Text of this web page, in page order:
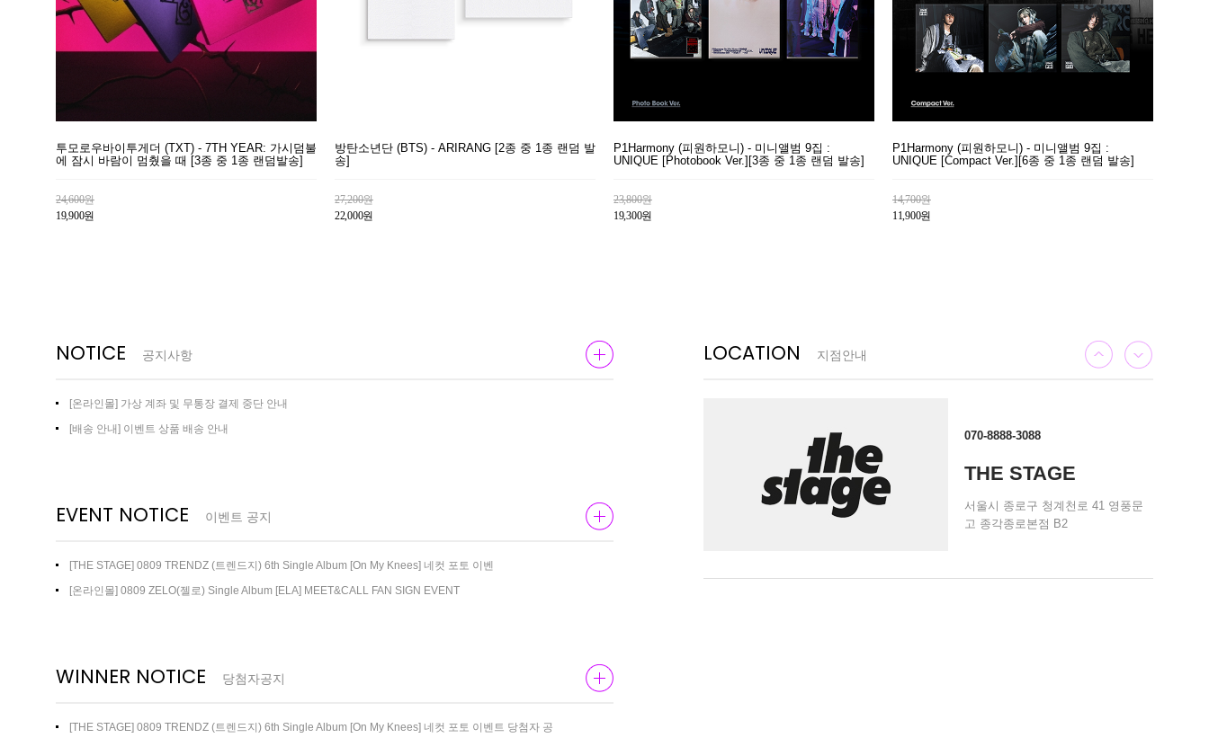
투모로우바이투게더 (TXT) - 7TH YEAR: 가시덤불
에 잠시 바람이 멈췄을 때 [3종 중 1종 랜덤발송]
24,600원
19,900원
방탄소년단 (BTS) - ARIRANG [2종 중 1종 랜덤 발
송]
27,200원
22,000원
P1Harmony (피원하모니) - 미니앨범 9집 :
UNIQUE [Photobook Ver.][3종 중 1종 랜덤 발송]
23,800원
19,300원
P1Harmony (피원하모니) - 미니앨범 9집 :
UNIQUE [Compact Ver.][6종 중 1종 랜덤 발송]
14,700원
11,900원
NOTICE 공지사항
[온라인몰] 가상 계좌 및 무통장 결제 중단 안내
[배송 안내] 이벤트 상품 배송 안내
EVENT NOTICE 이벤트 공지
[THE STAGE] 0809 TRENDZ (트렌드지) 6th Single Album [On My Knees] 네컷 포토 이벤
[온라인몰] 0809 ZELO(젤로) Single Album [ELA] MEET&CALL FAN SIGN EVENT
WINNER NOTICE 당첨자공지
[THE STAGE] 0809 TRENDZ (트렌드지) 6th Single Album [On My Knees] 네컷 포토 이벤트 당첨자 공
LOCATION 지점안내
070-8888-3088
THE STAGE
서울시 종로구 청계천로 41 영풍문
고 종각종로본점 B2